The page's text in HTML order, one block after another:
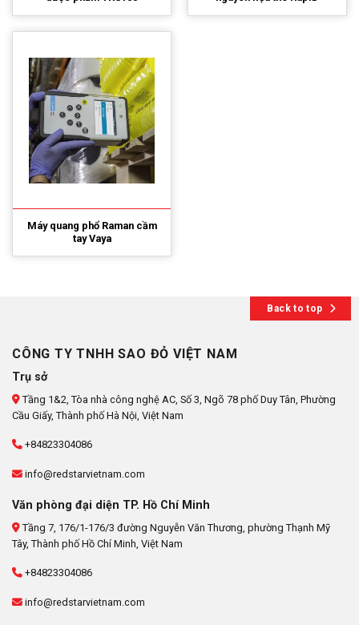
Máy quang phổ Raman cầm
tay Vaya
Back to top
CÔNG TY TNHH SAO ĐỎ VIỆT NAM
Trụ sở
Tầng 1&2, Tòa nhà công nghệ AC, Số 3, Ngõ 78 phố Duy Tân, Phường
Cầu Giấy, Thành phố Hà Nội, Việt Nam
+84823304086
info@redstarvietnam.com
Văn phòng đại diện TP. Hồ Chí Minh
Tầng 7, 176/1-176/3 đường Nguyễn Văn Thương, phường Thạnh Mỹ
Tây, Thành phố Hồ Chí Minh, Việt Nam
+84823304086
info@redstarvietnam.com